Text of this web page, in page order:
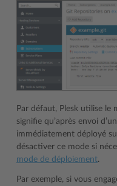
Par défaut, Plesk utilise le
signifie qu’après envoi
immédiatement déployé
désactiver ce mode si
mode de déploiement.
Par exemple, si vous